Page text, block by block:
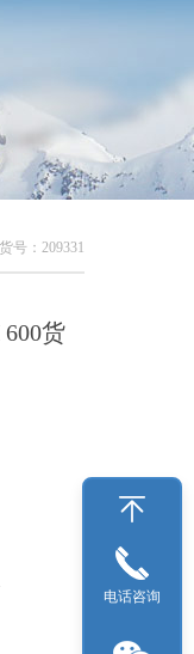
号：209331
货
电话咨询